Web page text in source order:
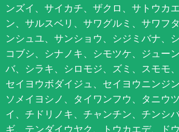
ンズイ、サイカチ、ザクロ、サトウカ
ン、サルスベリ、サワグルミ、サワフ
ンシュユ、サンショウ、シジミバナ、
コブシ、シナノキ、シモツケ、ジュー
バ、シラキ、シロモジ、ズミ、スモモ
セイヨウボダイジュ、セイヨウニンジ
ソメイヨシノ、タイワンフウ、タニウ
イ、チドリノキ、チャンチン、チンシ
ギ、テンダイウヤク、トウカエデ、ド